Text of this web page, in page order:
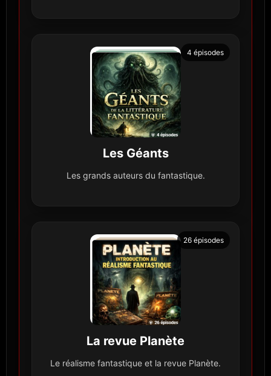
4 épisodes
Les Géants
Les grands auteurs du fantastique.
26 épisodes
La revue Planète
Le réalisme fantastique et la revue Planète.